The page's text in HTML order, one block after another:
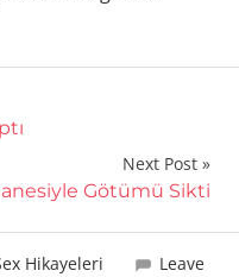
Next Post
Götümü Sikti
Hikayeleri
Leave